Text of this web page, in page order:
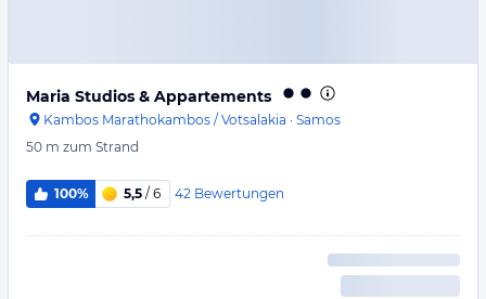
Maria Studios & Appartements
Kambos Marathokambos / Votsalakia · Samos
50 m zum Strand
100% 5,5 / 6 42 Bewertungen